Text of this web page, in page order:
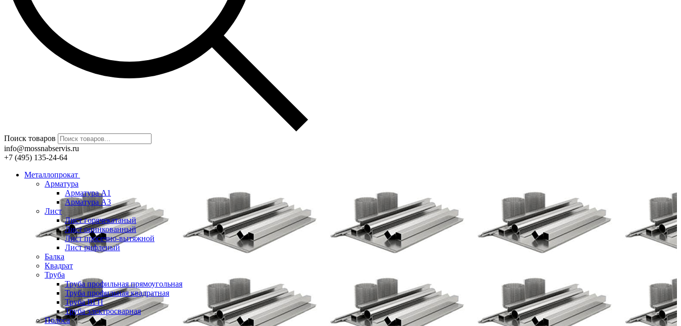
Поиск товаров
info@mossnabservis.ru
+7 (495) 135-24-64
Металлопрокат
Арматура
Арматура А1
Арматура А3
Лист
Лист горячекатаный
Лист оцинкованный
Лист просечно-вытяжной
Лист рифленый
Балка
Квадрат
Труба
Труба профильная прямоугольная
Труба профильная квадратная
Труба ВГП
Труба электросварная
Полоса